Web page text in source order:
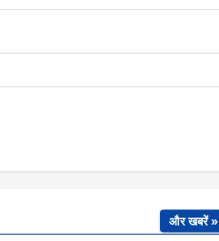
और खबरें »